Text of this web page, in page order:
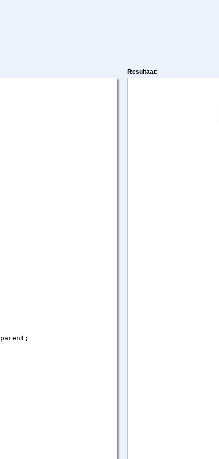
Resultaat: